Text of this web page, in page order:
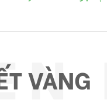
VÀNG